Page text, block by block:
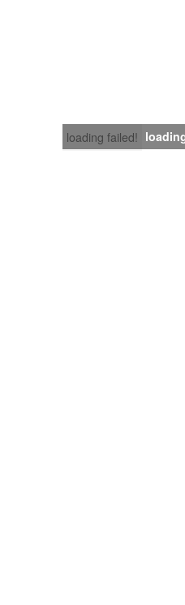
loading failed!